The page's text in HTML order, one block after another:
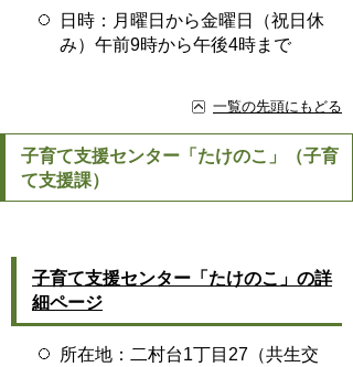
日時：月曜日から金曜日（祝日休
み）午前9時から午後4時まで
一覧の先頭にもどる
子育て支援センター「たけのこ」（子育
て支援課）
子育て支援センター「たけのこ」の詳
細ページ
所在地：二村台1丁目27（共生交